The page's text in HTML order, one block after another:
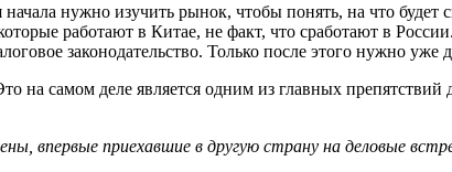
нужно изучить рынок, чтобы понять, на что будет
работают в Китае, не факт, что сработают в
законодательство. Только после этого нужно
самом деле является одним из главных препятствий
впервые приехавшие в другую страну на деловые